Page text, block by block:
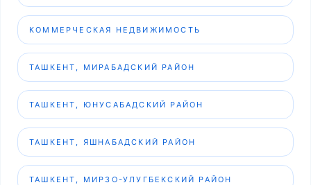
КОММЕРЧЕСКАЯ НЕДВИЖИМОСТЬ
ТАШКЕНТ, МИРАБАДСКИЙ РАЙОН
ТАШКЕНТ, ЮНУСАБАДСКИЙ РАЙОН
ТАШКЕНТ, ЯШНАБАДСКИЙ РАЙОН
ТАШКЕНТ, МИРЗО-УЛУГБЕКСКИЙ РАЙОН